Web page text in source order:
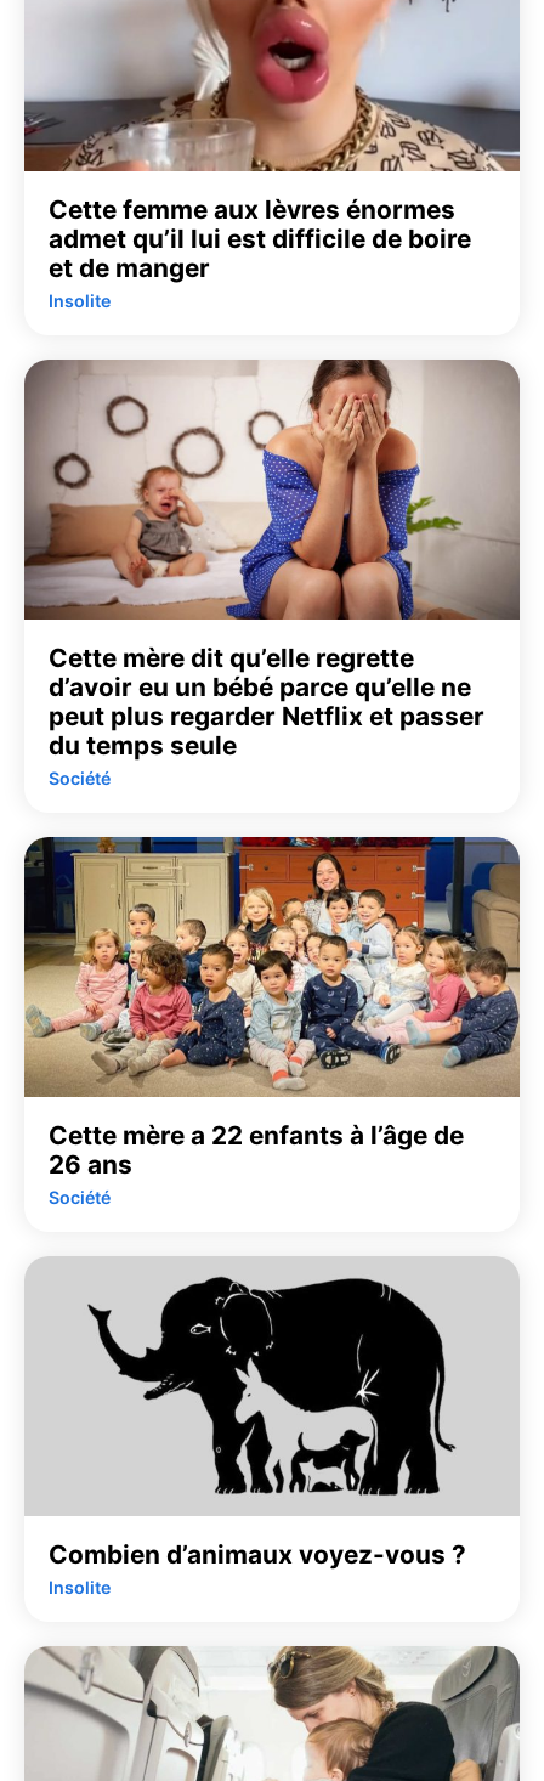
Cette femme aux lèvres énormes
admet qu’il lui est difficile de boire
et de manger
Insolite
Cette mère dit qu’elle regrette
d’avoir eu un bébé parce qu’elle ne
peut plus regarder Netflix et passer
du temps seule
Société
Cette mère a 22 enfants à l’âge de
26 ans
Société
Combien d’animaux voyez-vous ?
Insolite